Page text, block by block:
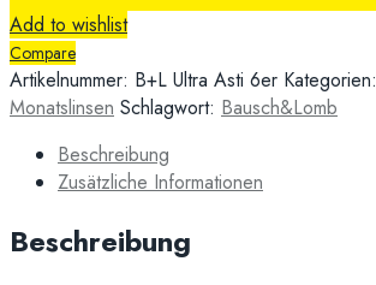
Add to wishlist
Compare
Artikelnummer: B+L Ultra Asti 6er Kategorien:
Monatslinsen Schlagwort: Bausch&Lomb
Beschreibung
Zusätzliche Informationen
Beschreibung